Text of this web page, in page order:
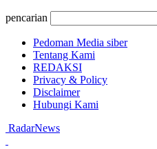
pencarian
Pedoman Media siber
Tentang Kami
REDAKSI
Privacy & Policy
Disclaimer
Hubungi Kami
RadarNews